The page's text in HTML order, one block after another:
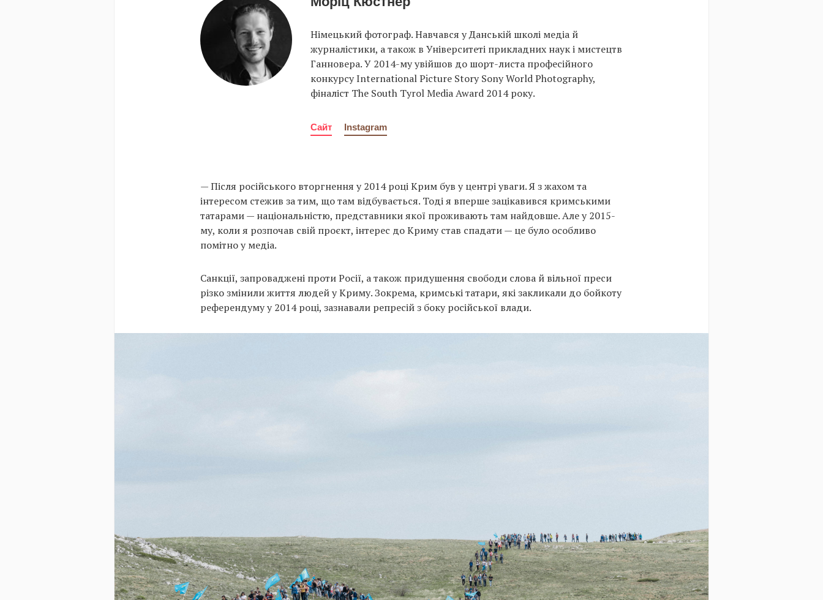
Німецький фотограф. Навчався у Данській школі медіа й
журналістики, а також в Університеті прикладних наук і мистецтв
Ганновера. У 2014-му увійшов до шорт-листа професійного
конкурсу International Picture Story Sony World Photography,
фіналіст The South Tyrol Media Award 2014 року.
Сайт Instagram
— Після російського вторгнення у 2014 році Крим був у центрі уваги. Я з жахом та
інтересом стежив за тим, що там відбувається. Тоді я вперше зацікавився кримськими
татарами — національністю, представники якої проживають там найдовше. Але у 2015-
му, коли я розпочав свій проєкт, інтерес до Криму став спадати — це було особливо
помітно у медіа.
Санкції, запроваджені проти Росії, а також придушення свободи слова й вільної преси
різко змінили життя людей у Криму. Зокрема, кримські татари, які закликали до бойкоту
референдуму у 2014 році, зазнавали репресій з боку російської влади.